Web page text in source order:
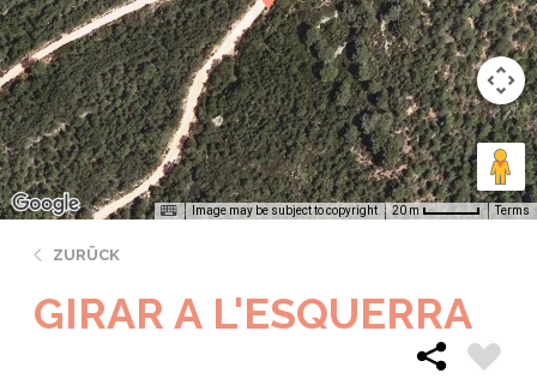
Image may be subject to copyright 20 m Terms
ZURÜCK
GIRAR A L'ESQUERRA